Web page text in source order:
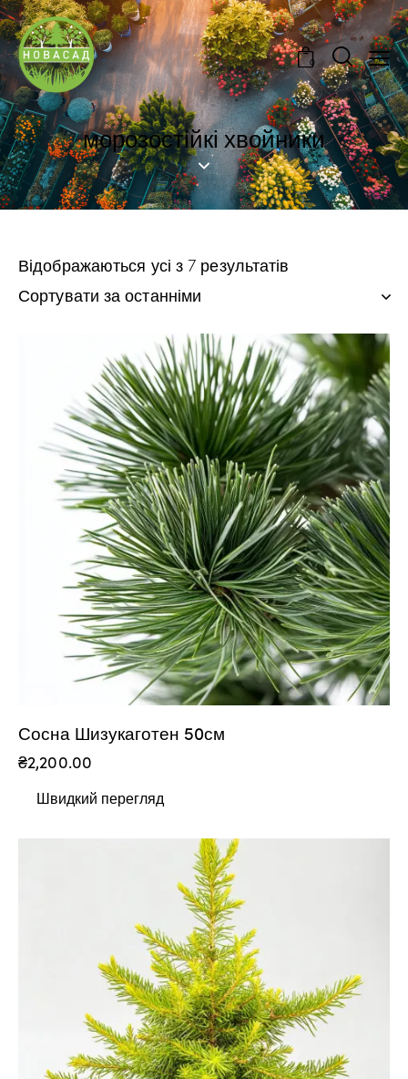
0
морозостійкі хвойники
Відображаються усі з 7 результатів
Сосна Шизукаготен 50см
₴2,200.00
Швидкий перегляд